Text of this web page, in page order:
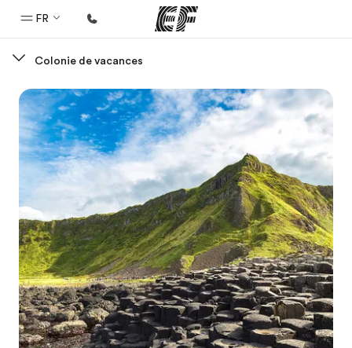
FR
Bienvenue chez EF
Programmes
Nos offres
Bureaux
Trouver un bureau
A propos de nous
Qui sommes-nous ?
EF recrute
Rejoignez nos équipes
Colonie de vacances